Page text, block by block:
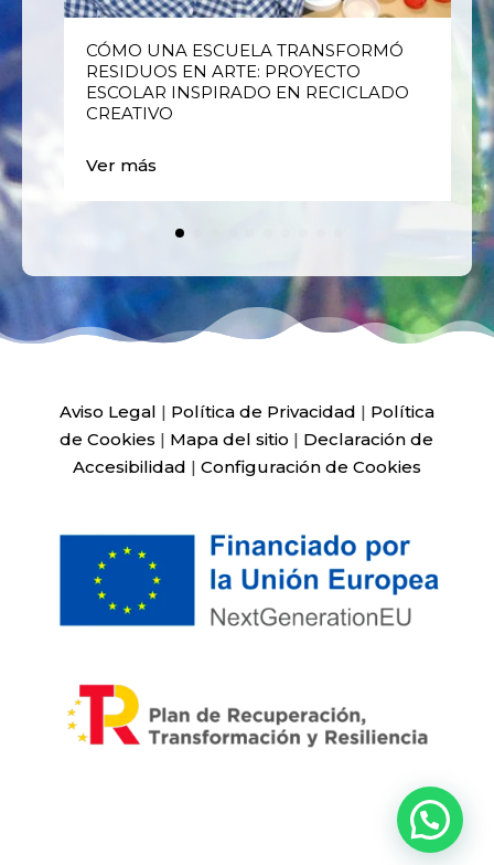
CÓMO UNA ESCUELA TRANSFORMÓ
RESIDUOS EN ARTE: PROYECTO
ESCOLAR INSPIRADO EN RECICLADO
CREATIVO
Ver más
Aviso Legal | Política de Privacidad | Política
de Cookies | Mapa del sitio | Declaración de
Accesibilidad | Configuración de Cookies